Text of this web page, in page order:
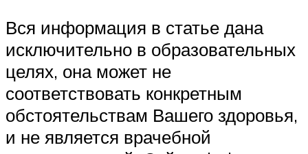
Вся информация в статье дана
исключительно в образовательных
целях, она может не
соответствовать конкретным
обстоятельствам Вашего здоровья,
и не является врачебной